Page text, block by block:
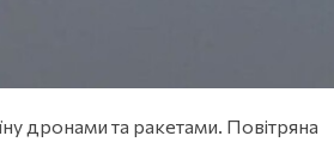
дронами та ракетами. Повітряна